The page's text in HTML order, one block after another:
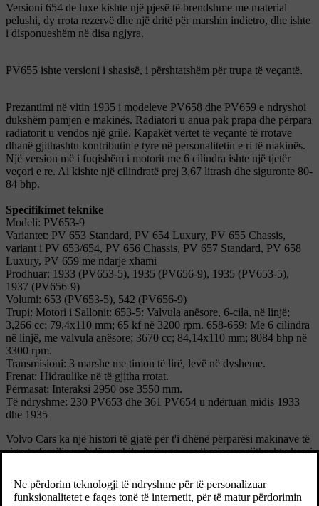
Versioni 654 de luxe kishte një pjesë të brendshme me material
pelushi, dy rrota rezervë dhe një dritë për marshin indietro, dhe ishte
i disponueshëm në disa ngjyra.
PV655 ishte versioni i shasisë, i përshtatshëm për trupa të veçantë.
Prezantimi në vitin 1935 i modeleve PV658 dhe PV659 e ndryshoi
dukshëm pamjen e makinës. Radiatori u anua pak prapa dhe përpara
radiatorit u vendos një grilë. Kapakët vërtet të veçantë të rrotave
dhanë gjithashtu kontributin e tyre në personalitetin e ri të makinës.
Një version më i fuqishëm i motorit me 6 cilindra ishte një tjetër
veçori e re. Ai kishte një cilindratë prej 3,67 litrash dhe siguronte 80-
84 bhp.
Specifikimet teknike
Modeli: PV653-9
Variantet: PV 653 Standard, PV 654 Luxury, PV 655 Chassis,
variant i PV 653/654, PV 656 Chassis, PV 657 Standard, PV 658
Luxury, PV 659 me ndarje xhami
Prodhuar: 1933 (PV653-5), 1935 (PV656-9), 1935 (PV653-5),
1937 (PV656-9)
Volumi: 653 (PV653-5), 542 (PV656-9)
Trupi: Motori i Sallonit: 653-5: Valvula anësore, 6-cila, në linjë;
3,266 cc; 79,4x110 mm; 65 kf në 3200 rpm. 658-659: Me 6 cilindra
në linjë, me valvula anësore; 3670 cc; 84,14x110 mm; 8084 bhp në
3300 rpm.
Transmisioni: 3 marshe me timon të lirë, levë në dysheme.
Frenat: Hidraulike në të gjitha rrotat.
Përmasat: Interaksi 2950 ose 3550 mm.
Të ndryshme: 230 PV653 dhe 361 PV654 u ndërtuan midis 1933
dhe 1935
Volvo Cars ka një histori të gjatë për t'i dhënë përparësi makinave të
sigurta familjare. Ndërsa shikojmë nga e ardhmja, ne gjithashtu kemi
gamën tonë të makinave plotësisht elektrike, hibrideve plug-in dhe
makinave familjare më poshtë.